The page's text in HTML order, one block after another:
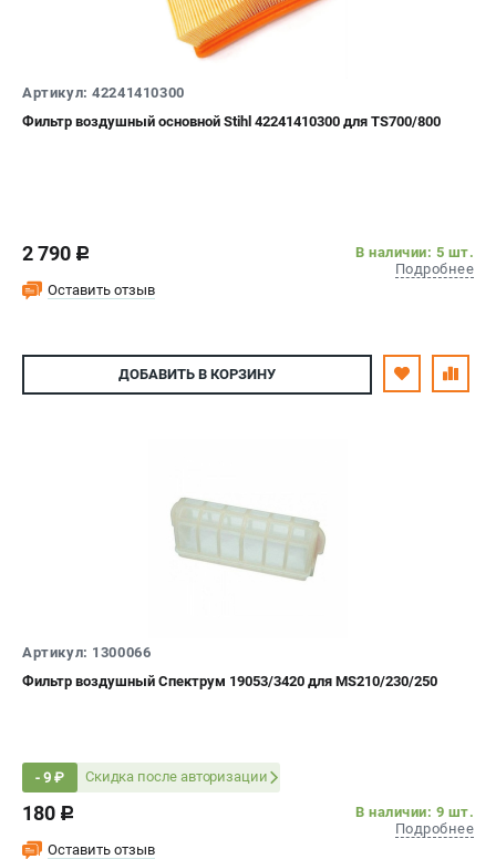
Артикул: 42241410300
Фильтр воздушный основной Stihl 42241410300 для TS700/800
2 790 c
В наличии: 5 шт.
Подробнее
Оставить отзыв
ДОБАВИТЬ В КОРЗИНУ
Артикул: 1300066
Фильтр воздушный Спектрум 19053/3420 для MS210/230/250
- 9 ₽ Скидка после авторизации
180 c
В наличии: 9 шт.
Подробнее
Оставить отзыв